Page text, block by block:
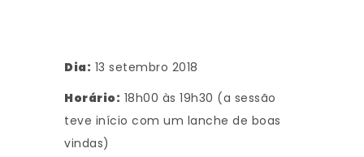
Dia: 13 setembro 2018
Horário: 18h00 às 19h30 (a sessão
teve início com um lanche de boas
vindas)